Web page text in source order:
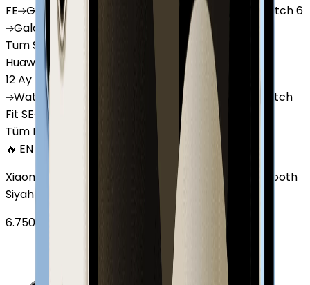
FE GalaxyWatch 4 Watch 5
Watch 6
Galaxy
Watch8
Tüm Samsung Watch'lar
Huawei Watch
12 Ay Garanti
Watch
Watch GT 5 Pro
Watch
Fit SE
Watch
GT3 Pro
Tüm Huawei Watch'lar
🔥 EN ÇOK SATAN
Xiaomi Redmi Watch 3 Active Plastik 47mm Bluetooth
Siyah
6.750
başlayan fiyatlar